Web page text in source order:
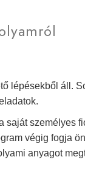
lépésekből áll.
saját személyes
végig fogja
anyagot